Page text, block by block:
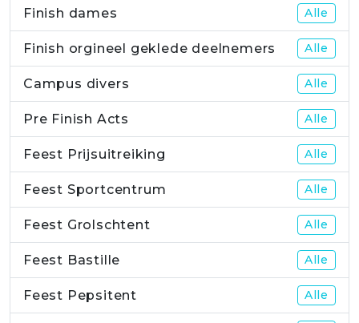
Finish dames Alle
Finish orgineel geklede deelnemers Alle
Campus divers Alle
Pre Finish Acts Alle
Feest Prijsuitreiking Alle
Feest Sportcentrum Alle
Feest Grolschtent Alle
Feest Bastille Alle
Feest Pepsitent Alle